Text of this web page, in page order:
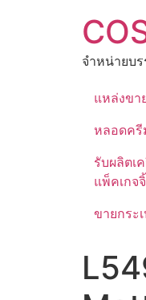
จำหน่ายบ
แหล่งขา
หลอดครี
รับผลิตเ
แพ็คเกจ
ขายกระ